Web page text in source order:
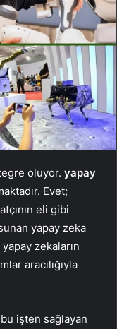
oluyor. yapay
Evet;
eli gibi
yapay zeka
zekaların
aracılığıyla
işten sağlayan